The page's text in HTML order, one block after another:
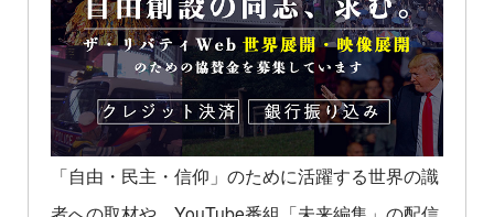
「自由・民主・信仰」のために活躍する世界の識